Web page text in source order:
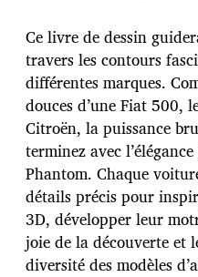
e
p
u
b
l
i
c
a
t
i
o
n
Ce livre de dessin
travers les contours
différentes marques.
douces d’une Fiat 500,
Citroën, la puissance
terminez avec
Phantom. Chaque
détails précis pour
3D, développer leur
joie de la découverte et
diversité des modèles